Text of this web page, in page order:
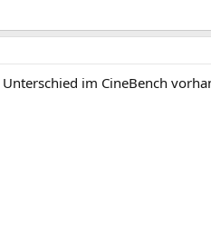
im CineBench